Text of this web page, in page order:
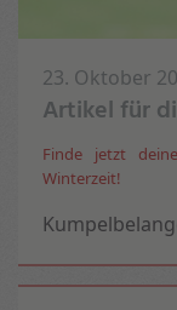
Artikel für
Finde jetzt
Winterzeit!
23. Oktober